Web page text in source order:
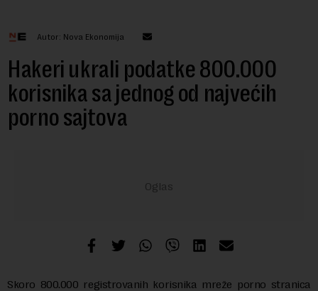
Autor: Nova Ekonomija
Hakeri ukrali podatke 800.000
korisnika sa jednog od najvećih
porno sajtova
Skoro 800.000 registrovanih korisnika mreže porno stranica